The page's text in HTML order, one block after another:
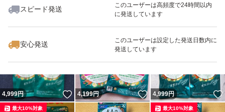
スピード発送
このユーザーは高頻度で24時間以内
に発送しています
安心発送
このユーザーは設定した発送日数内に
発送しています
いいね！
5,150
4,999円 いいね！
4,199円 いいね！
4,999円
最大10%対象 最大10%対象